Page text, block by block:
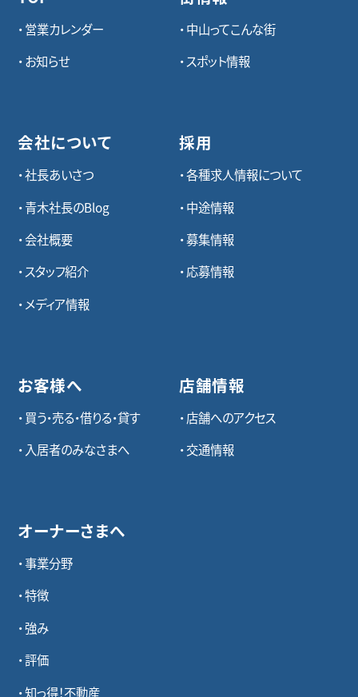
営業カレンダー
お知らせ
会社について
社長あいさつ
青木社長のBlog
会社概要
スタッフ紹介
メディア情報
お客様へ
買う・売る・借りる・貸す
入居者のみなさまへ
オーナーさまへ
事業分野
特徴
強み
評価
知っ得！不動産
中山ってこんな街
スポット情報
採用
各種求⼈情報について
中途情報
募集情報
応募情報
店舗情報
店舗へのアクセス
交通情報